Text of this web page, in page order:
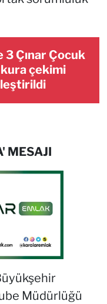
Çınar Çocuk
çekimi
MESAJI
Müdürlüğü